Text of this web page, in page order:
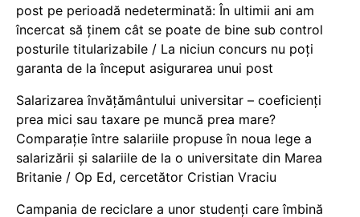
post pe perioadă nedeterminată: În ultimii ani am
încercat să ținem cât se poate de bine sub control
posturile titularizabile / La niciun concurs nu poți
garanta de la început asigurarea unui post
Salarizarea învățământului universitar – coeficienți
prea mici sau taxare pe muncă prea mare?
Comparație între salariile propuse în noua lege a
salarizării și salariile de la o universitate din Marea
Britanie / Op Ed, cercetător Cristian Vraciu
Campania de reciclare a unor studenți care îmbină